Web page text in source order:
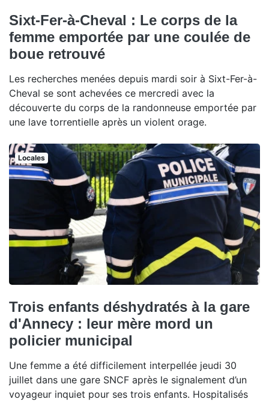
Sixt-Fer-à-Cheval : Le corps de la
femme emportée par une coulée de
boue retrouvé
Les recherches menées depuis mardi soir à Sixt-Fer-à-
Cheval se sont achevées ce mercredi avec la
découverte du corps de la randonneuse emportée par
une lave torrentielle après un violent orage.
Locales
Trois enfants déshydratés à la gare
d'Annecy : leur mère mord un
policier municipal
Une femme a été difficilement interpellée jeudi 30
juillet dans une gare SNCF après le signalement d’un
voyageur inquiet pour ses trois enfants. Hospitalisés